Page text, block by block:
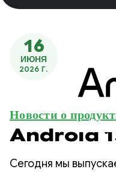
16
ИЮНЯ
2026 Г.
Новости о
Android 17
Сегодня мы